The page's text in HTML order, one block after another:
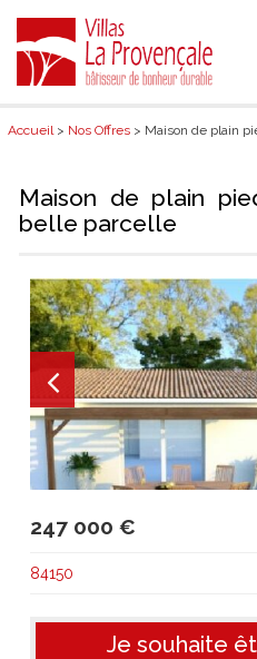
Accueil> Nos Offres > Maison de plain
Maison de plain
belle parcelle
247 000 €
84150
Je souhaite